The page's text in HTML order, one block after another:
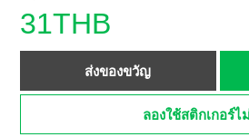
31THB
ส่งของขวัญ
ลองใช้สติกเกอร์